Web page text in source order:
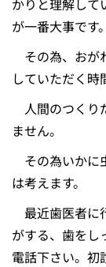
が一番大事です。
その為、おが
していただく時
人間のつくり
ません。
その為いかに
は考えます。
最近歯医者に
がする、歯をし
電話下さい。初